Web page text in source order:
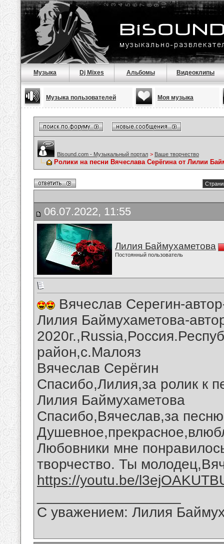
Музыка Dj Mixes Альбомы Видеоклипы
Музыка пользователей Моя музыка
Bisound.com - Музыкальный портал > Ваше творчество
Ролики на песни Вячеслава Серёгина от Лилии
06.07.2022, 11:55
Лилия Баймухаметова
Постоянный пользователь
Вячеслав Серегин-
Лилия Баймухаметова-
район,с.Малояз
Вячеслав Серёгин
Спасибо,Лилия,за ролик к
Лилия Баймухаметова
Спасибо,Вячеслав,за
Любовники мне
творчество. Ты
https://youtu.be/
С уважением: Лилия